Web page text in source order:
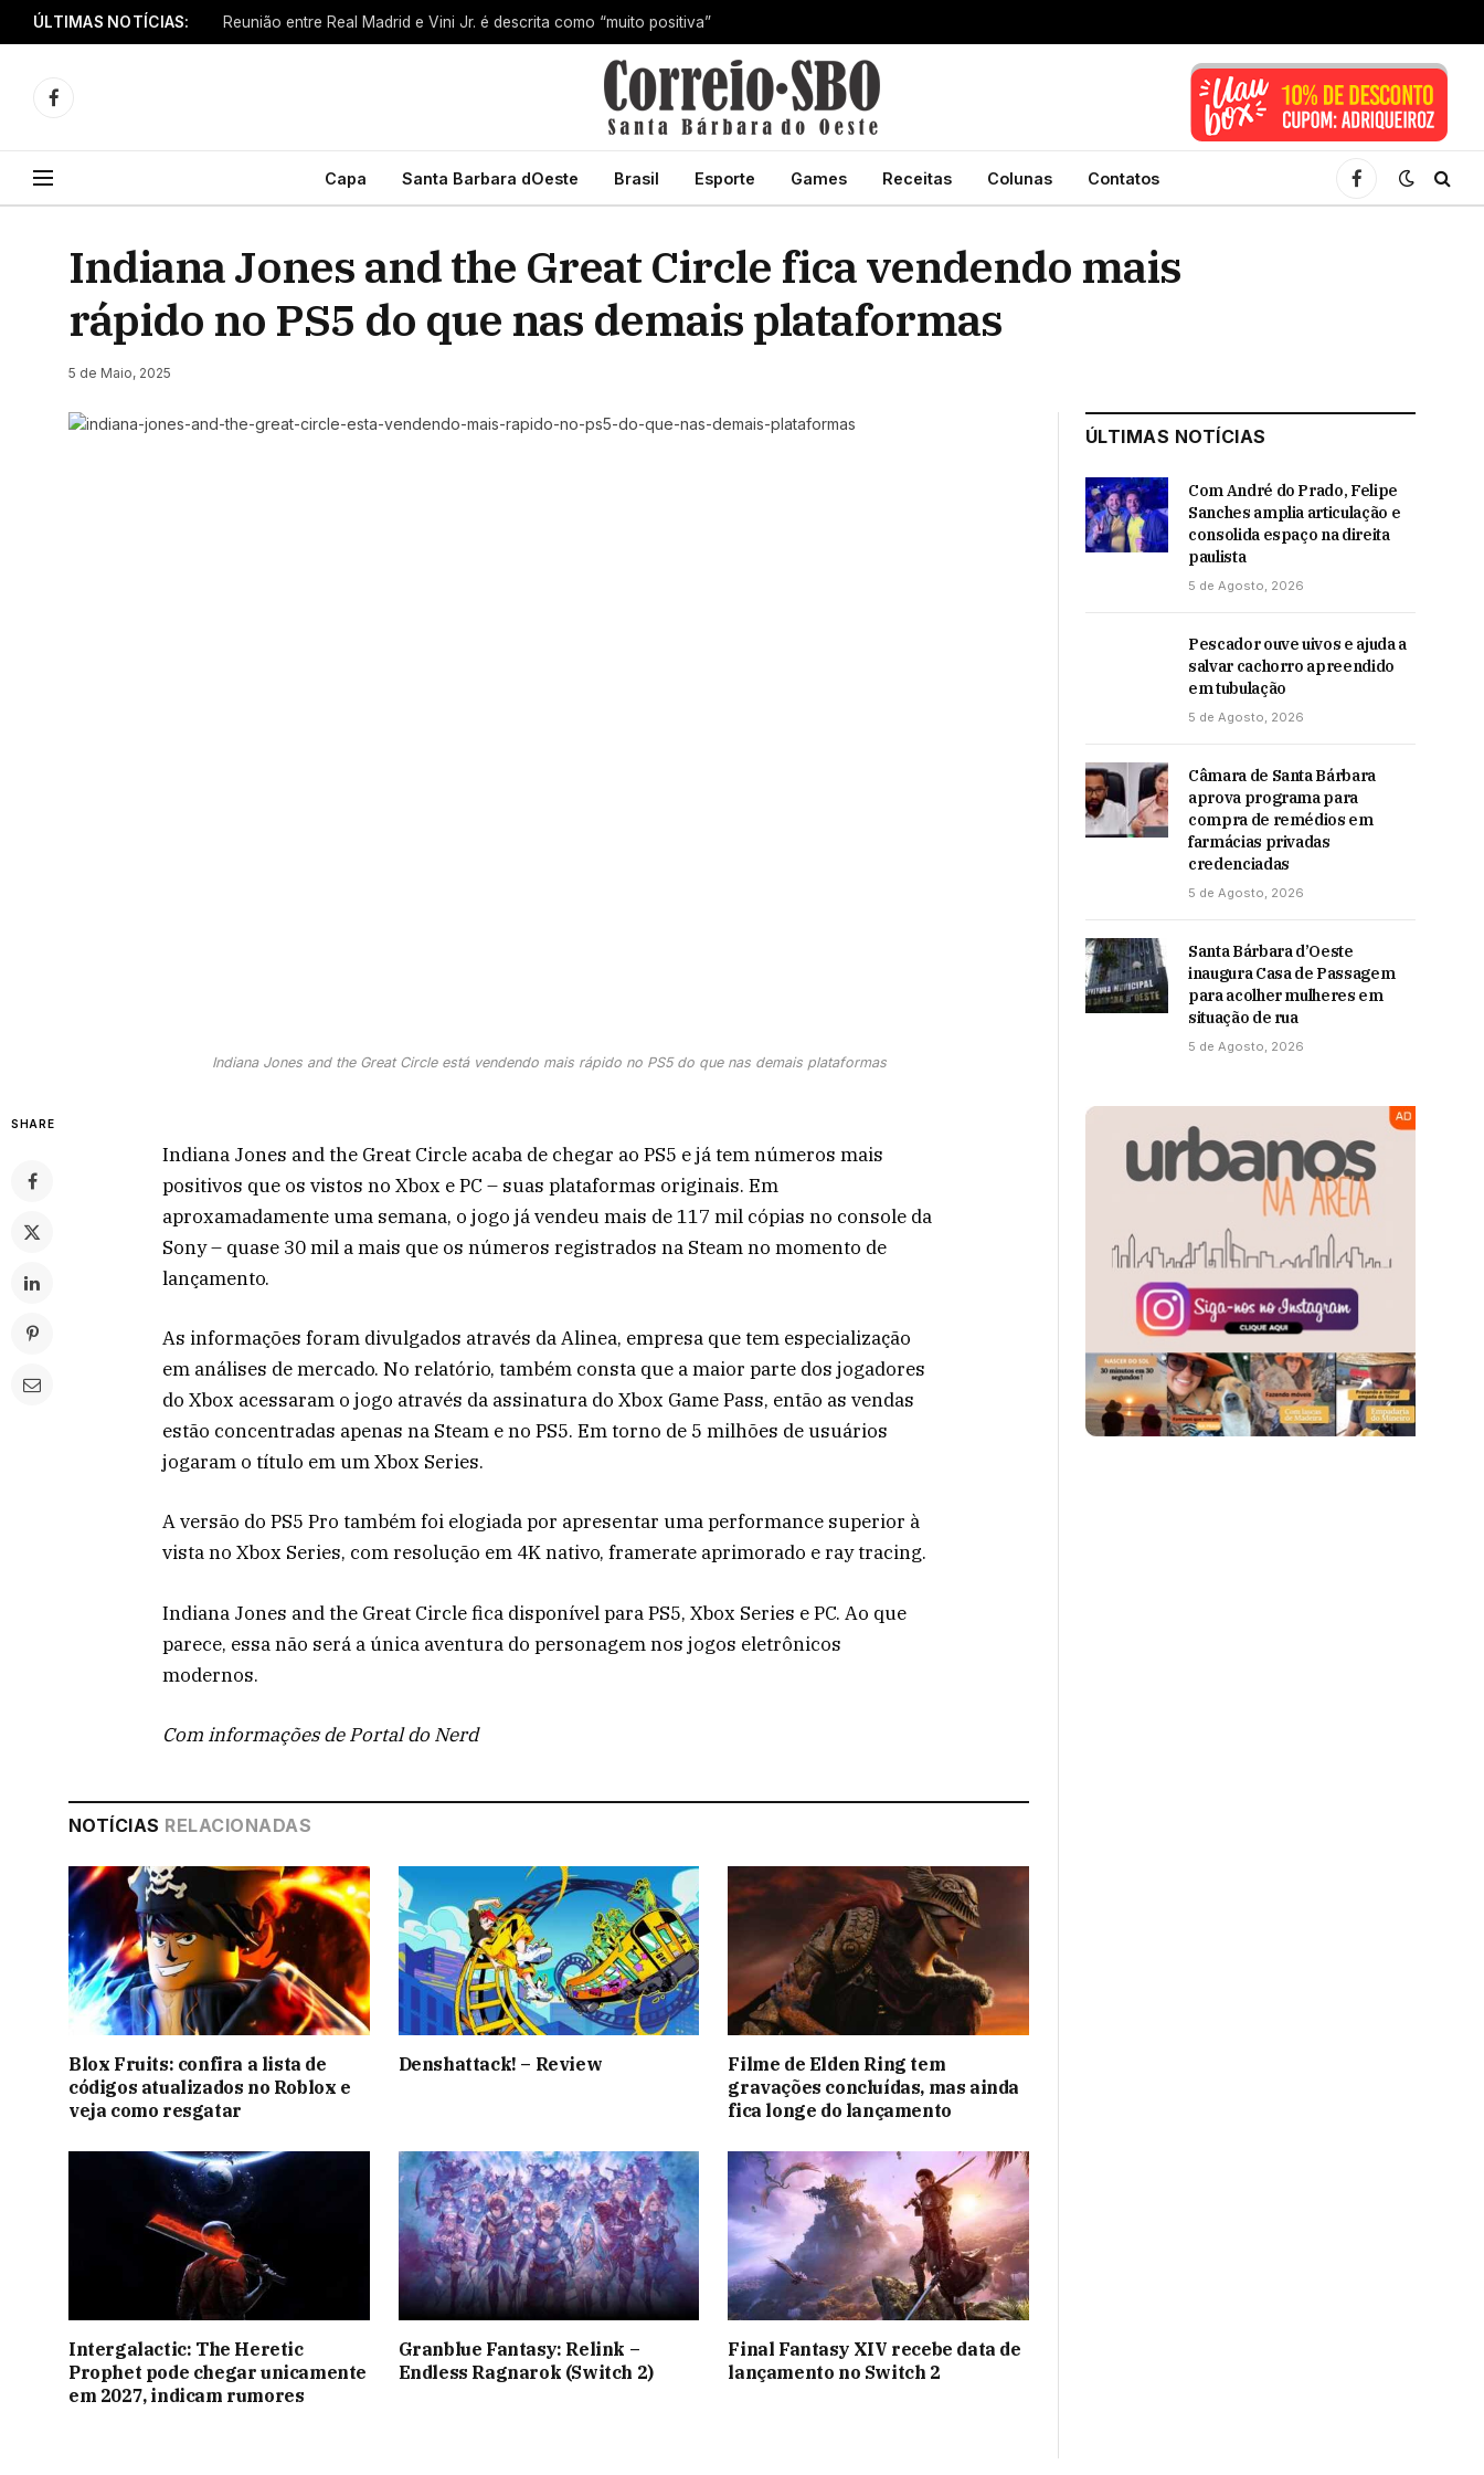
ÚLTIMAS NOTÍCIAS: Reunião entre Real Madrid e Vini Jr. é descrita como “muito positiva”
Facebook
Capa Santa Barbara dOeste Brasil Esporte Games Receitas Colunas Contatos
Facebook
Indiana Jones and the Great Circle fica vendendo mais
rápido no PS5 do que nas demais plataformas
5 de Maio, 2025
Indiana Jones and the Great Circle está vendendo mais rápido no PS5 do que nas demais plataformas
SHARE
Indiana Jones and the Great Circle acaba de chegar ao PS5 e já tem números mais
positivos que os vistos no Xbox e PC – suas plataformas originais. Em
aproxamadamente uma semana, o jogo já vendeu mais de 117 mil cópias no console da
Sony – quase 30 mil a mais que os números registrados na Steam no momento de
lançamento.
As informações foram divulgados através da Alinea, empresa que tem especialização
em análises de mercado. No relatório, também consta que a maior parte dos jogadores
do Xbox acessaram o jogo através da assinatura do Xbox Game Pass, então as vendas
estão concentradas apenas na Steam e no PS5. Em torno de 5 milhões de usuários
jogaram o título em um Xbox Series.
A versão do PS5 Pro também foi elogiada por apresentar uma performance superior à
vista no Xbox Series, com resolução em 4K nativo, framerate aprimorado e ray tracing.
Indiana Jones and the Great Circle fica disponível para PS5, Xbox Series e PC. Ao que
parece, essa não será a única aventura do personagem nos jogos eletrônicos
modernos.
Com informações de Portal do Nerd
NOTÍCIAS RELACIONADAS
Blox Fruits: confira a lista de
códigos atualizados no Roblox e
veja como resgatar
Denshattack! – Review
Filme de Elden Ring tem
gravações concluídas, mas ainda
fica longe do lançamento
Intergalactic: The Heretic
Prophet pode chegar unicamente
em 2027, indicam rumores
Granblue Fantasy: Relink –
Endless Ragnarok (Switch 2)
Final Fantasy XIV recebe data de
lançamento no Switch 2
ÚLTIMAS NOTÍCIAS
Com André do Prado, Felipe
Sanches amplia articulação e
consolida espaço na direita
paulista
5 de Agosto, 2026
Pescador ouve uivos e ajuda a
salvar cachorro apreendido
em tubulação
5 de Agosto, 2026
Câmara de Santa Bárbara
aprova programa para
compra de remédios em
farmácias privadas
credenciadas
5 de Agosto, 2026
Santa Bárbara d’Oeste
inaugura Casa de Passagem
para acolher mulheres em
situação de rua
5 de Agosto, 2026